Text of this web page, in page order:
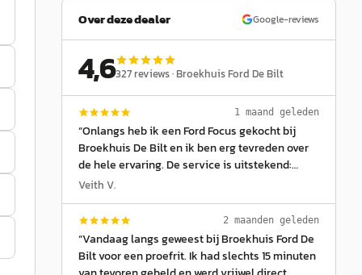
Over deze dealer Google-reviews
4,6327reviews ·Broekhuis Ford De Bilt
1 maand geleden
“Onlangs heb ik een Ford Focus gekocht bij
Broekhuis De Bilt en ik ben erg tevreden over
de hele ervaring. De service is uitstekend:
vanaf het eerste contact werd ik vriendelijk en
met je mee, neemt de tijd om vragen te
beantwoorden en zoekt samen naar de beste
oplossing die past bij jouw wensen. De
communicatie was duidelijk, afspraken werden
Veith V.
2 maanden geleden
“Vandaag langs geweest bij Broekhuis Ford De
Bilt voor een proefrit. Ik had slechts 15 minuten